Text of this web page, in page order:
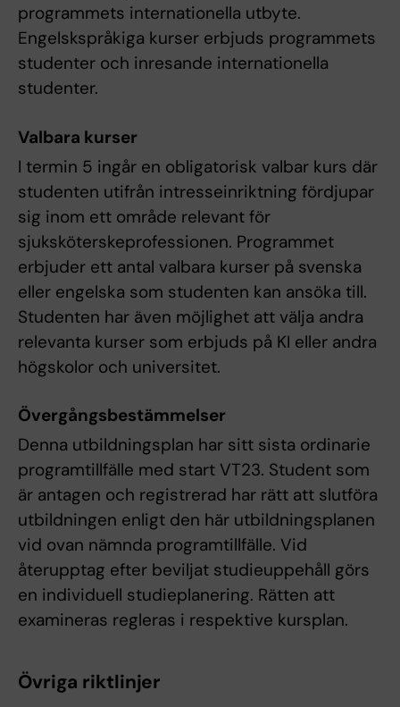
programmets internationella utbyte.
Engelskspråkiga kurser erbjuds programmets
studenter och inresande internationella
studenter.
Valbara kurser
I termin 5 ingår en obligatorisk valbar kurs där
studenten utifrån intresseinriktning fördjupar
sig inom ett område relevant för
sjuksköterskeprofessionen. Programmet
erbjuder ett antal valbara kurser på svenska
eller engelska som studenten kan ansöka till.
Studenten har även möjlighet att välja andra
relevanta kurser som erbjuds på KI eller andra
högskolor och universitet.
Övergångsbestämmelser
Denna utbildningsplan har sitt sista ordinarie
programtillfälle med start VT23. Student som
är antagen och registrerad har rätt att slutföra
utbildningen enligt den här utbildningsplanen
vid ovan nämnda programtillfälle. Vid
återupptag efter beviljat studieuppehåll görs
en individuell studieplanering. Rätten att
examineras regleras i respektive kursplan.
Övriga riktlinjer